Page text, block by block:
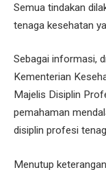
Semua tindakan
tenaga kesehatan
Sebagai informasi,
Kementerian
Majelis Disiplin
pemahaman
disiplin profesi
Menutup